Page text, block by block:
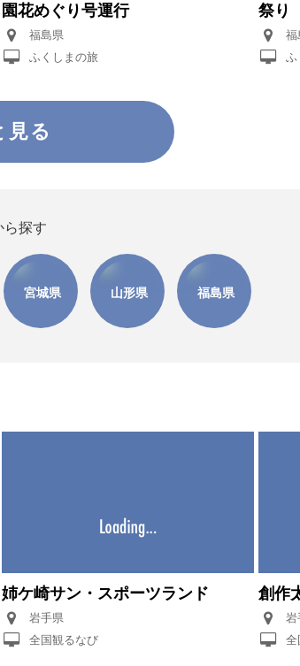
園花めぐり号運行
福島県
ふくしまの旅
祭り
福
ふ
見る
ら探す
宮城県 山形県 福島県
姉ケ崎サン・スポーツランド
岩手県
全国観るなび
創作
岩
全